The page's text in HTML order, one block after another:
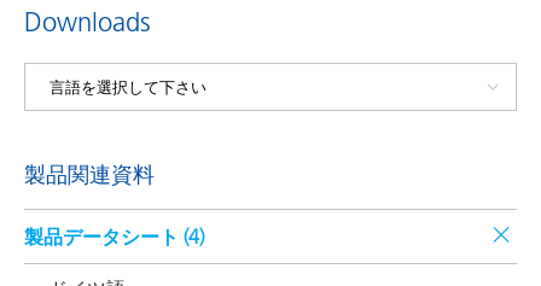
Downloads
製品関連資料
製品データシート (4)